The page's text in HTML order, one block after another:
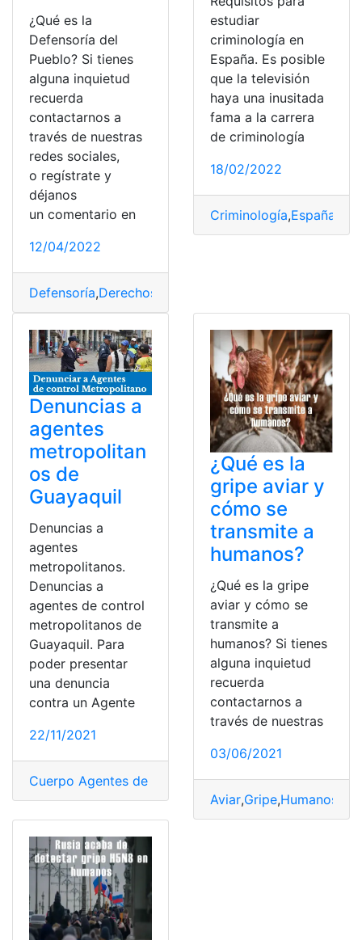
¿Qué es la
Defensoría del
Pueblo? Si tienes
alguna inquietud
recuerda
contactarnos a
través de nuestras
redes sociales,
o regístrate y
déjanos
un comentario en
12/04/2022
Defensoría,Derechos
estudiar
criminología en
España. Es posible
que la televisión
haya una inusitada
fama a la carrera
de criminología
18/02/2022
Criminología,España
Denuncias a
agentes
metropolitan
os de
Guayaquil
Denuncias a
agentes
metropolitanos.
Denuncias a
agentes de control
metropolitanos de
Guayaquil. Para
poder presentar
una denuncia
contra un Agente
22/11/2021
Cuerpo Agentes de Control Metropolitano,Denuncias
¿Qué es la
gripe aviar y
cómo se
transmite a
humanos?
¿Qué es la gripe
aviar y cómo se
transmite a
humanos? Si tienes
alguna inquietud
recuerda
contactarnos a
través de nuestras
03/06/2021
Aviar,Gripe,Humanos